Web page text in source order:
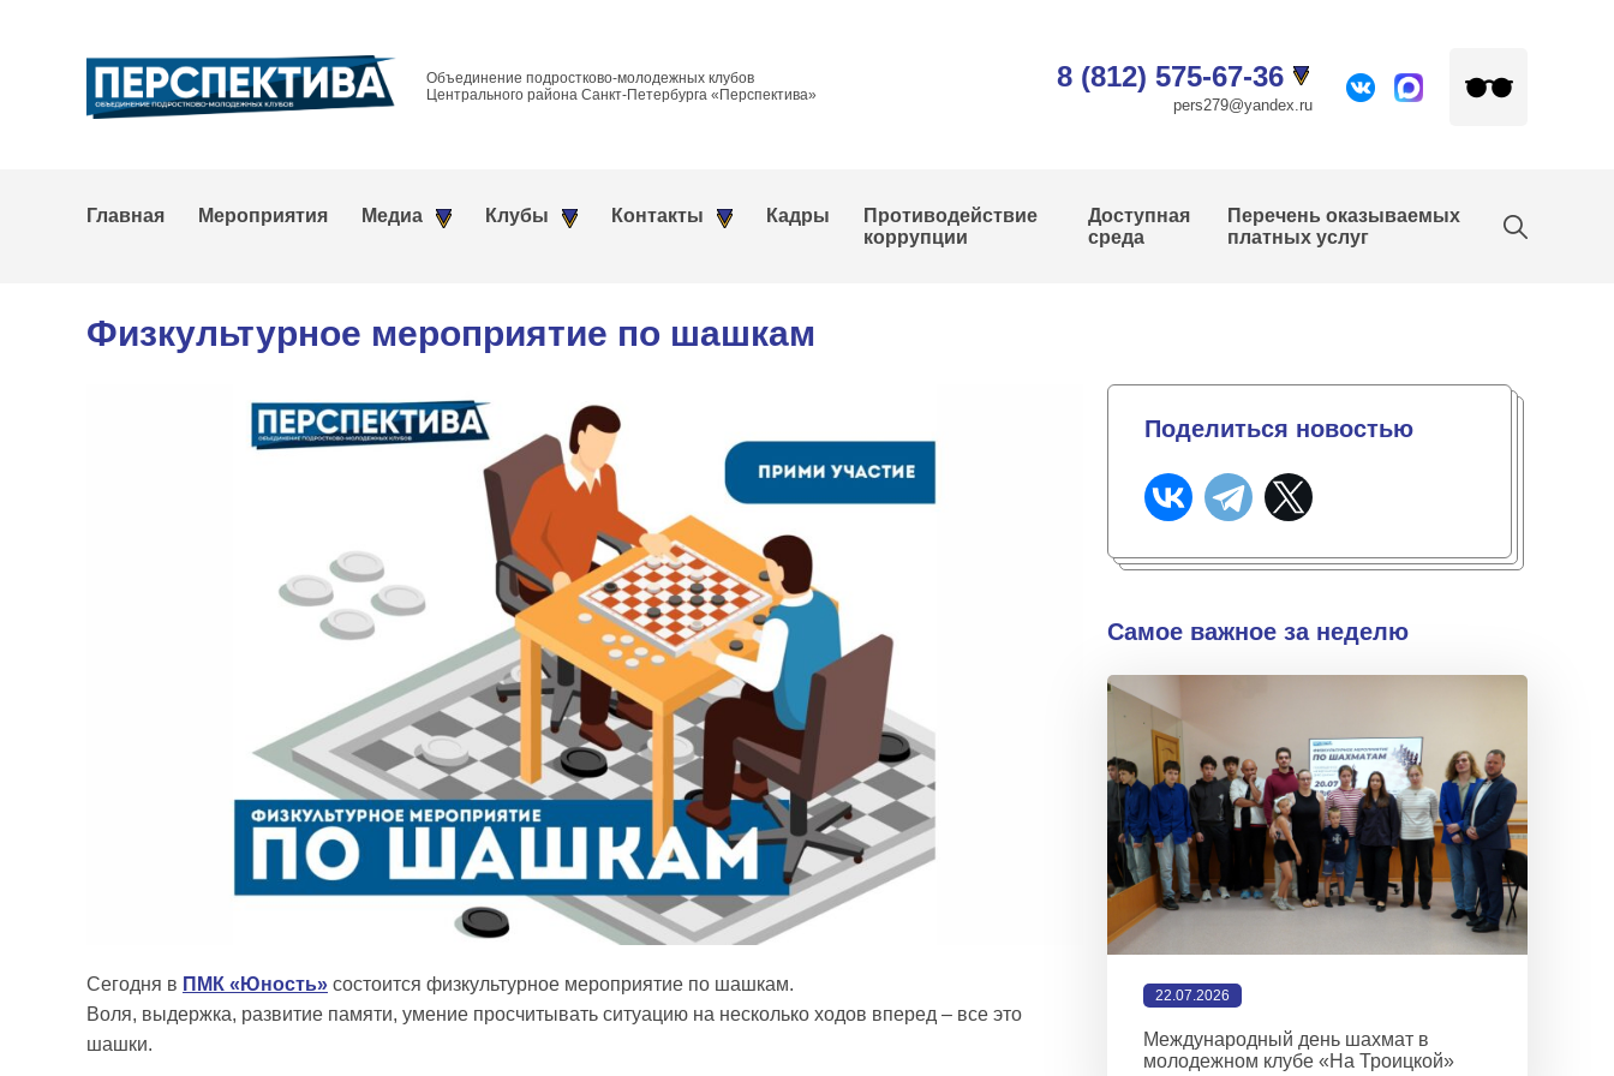
Объединение подростково-молодежных клубов
Центрального района Санкт-Петербурга «Перспектива»
8 (812) 575-67-36
pers279@yandex.ru
Главная Мероприятия Медиа Клубы Контакты Кадры
Противодействие
коррупции
Доступная
среда
Перечень оказываемых
платных услуг
Физкультурное мероприятие по шашкам
Сегодня в ПМК «Юность» состоится физкультурное мероприятие по шашкам.
Воля, выдержка, развитие памяти, умение просчитывать ситуацию на несколько ходов вперед – все это
шашки.
Поделиться новостью
Самое важное за неделю
22.07.2026
Международный день шахмат в
молодежном клубе «На Троицкой»